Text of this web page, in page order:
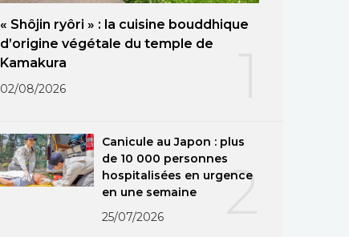
« Shôjin ryôri » : la cuisine bouddhique
d’origine végétale du temple de
Kamakura
02/08/2026
2
Canicule au Japon : plus
de 10 000 personnes
hospitalisées en urgence
en une semaine
25/07/2026